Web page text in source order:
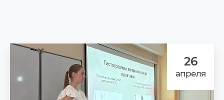
26
апреля